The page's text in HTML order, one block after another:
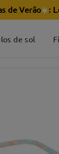
de Verão☀️:
de sol